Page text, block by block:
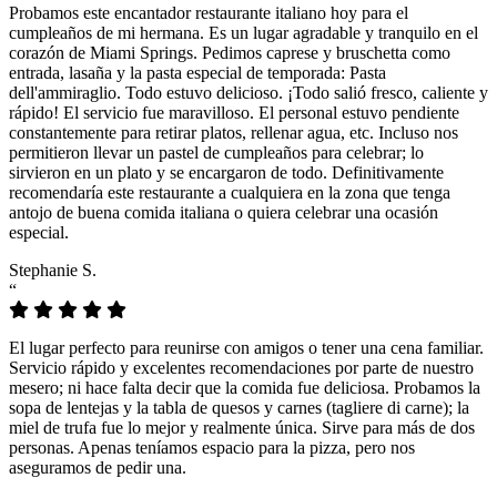
Probamos este encantador restaurante italiano hoy para el
cumpleaños de mi hermana. Es un lugar agradable y tranquilo en el
corazón de Miami Springs. Pedimos caprese y bruschetta como
entrada, lasaña y la pasta especial de temporada: Pasta
dell'ammiraglio. Todo estuvo delicioso. ¡Todo salió fresco, caliente y
rápido! El servicio fue maravilloso. El personal estuvo pendiente
constantemente para retirar platos, rellenar agua, etc. Incluso nos
permitieron llevar un pastel de cumpleaños para celebrar; lo
sirvieron en un plato y se encargaron de todo. Definitivamente
recomendaría este restaurante a cualquiera en la zona que tenga
antojo de buena comida italiana o quiera celebrar una ocasión
especial.
Stephanie S.
“
El lugar perfecto para reunirse con amigos o tener una cena familiar.
Servicio rápido y excelentes recomendaciones por parte de nuestro
mesero; ni hace falta decir que la comida fue deliciosa. Probamos la
sopa de lentejas y la tabla de quesos y carnes (tagliere di carne); la
miel de trufa fue lo mejor y realmente única. Sirve para más de dos
personas. Apenas teníamos espacio para la pizza, pero nos
aseguramos de pedir una.